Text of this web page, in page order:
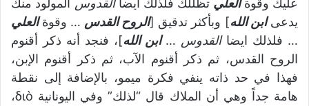
يدعىابن الله] وبأكثر تدقيق [الروح القدس … وقوةالعلي
… فلذلك ايضاالقدوس …ابن الله]، فنجد أنه ذكر أقنوم
الروح القدس، ثم ذكر أقنوم الآب، ثم ذكر أقنوم الإبن،
فهذا في حد ذاته ينفي فكرة ميمو، بالإضافة إلى نقطة
هامة جداً وهي أن الملاك قال “لذلك” وفي اليونانية διὸ،